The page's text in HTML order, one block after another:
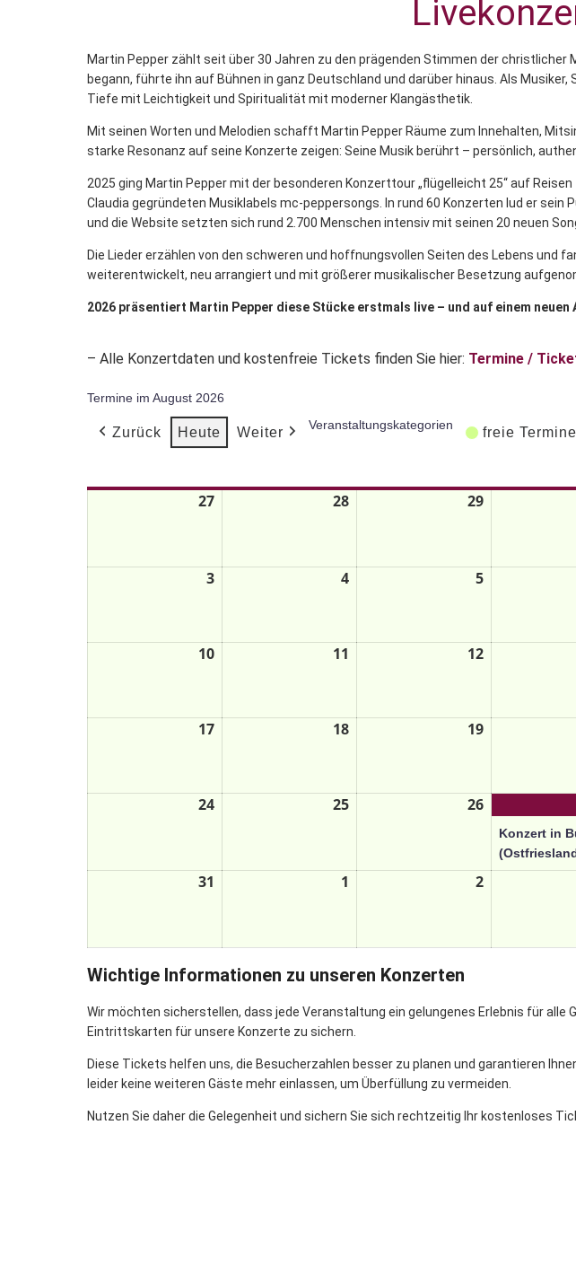
Martin Pepper zählt seit über 30 Jahren zu den prägenden Stimmen der
begann, führte ihn auf Bühnen in ganz Deutschland und darüber hinaus. Als
Tiefe mit Leichtigkeit und Spiritualität mit moderner Klangästhetik.
Mit seinen Worten und Melodien schafft Martin Pepper Räume zum Innehalten,
starke Resonanz auf seine Konzerte zeigen: Seine Musik berührt – persönlich,
2025 ging Martin Pepper mit der besonderen Konzerttour „flügelleicht 25“ auf
Claudia gegründeten Musiklabels mc-peppersongs. In rund 60 Konzerten lud er
und die Website setzten sich rund 2.700 Menschen intensiv mit seinen 20 neuen
Die Lieder erzählen von den schweren und hoffnungsvollen Seiten des Lebens und
weiterentwickelt, neu arrangiert und mit größerer musikalischer Besetzung
2026 präsentiert Martin Pepper diese Stücke erstmals live – und auf einem neuen
– Alle Konzertdaten und kostenfreie Tickets finden Sie hier: Termine /
Termine im August 2026
Zurück Heute Weiter Veranstaltungskategorien freie Termine
27
28 29
3 4 5
10 11 12
17 18 19
24 25 26
Konzert in
31 1 2
Wichtige Informationen zu unseren Konzerten
Wir möchten sicherstellen, dass jede Veranstaltung ein gelungenes Erlebnis für
Eintrittskarten für unsere Konzerte zu sichern.
Diese Tickets helfen uns, die Besucherzahlen besser zu planen und garantieren
leider keine weiteren Gäste mehr einlassen, um Überfüllung zu vermeiden.
Nutzen Sie daher die Gelegenheit und sichern Sie sich rechtzeitig Ihr kostenloses